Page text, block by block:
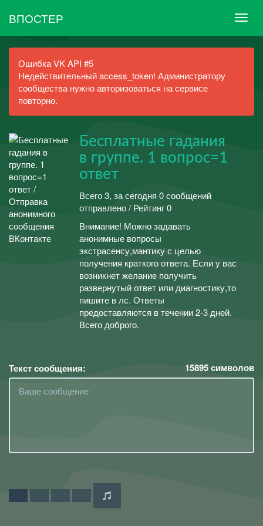
ВПОСТЕР
Ошибка VK API #5
Недействительный access_token! Администратору
сообщества нужно авторизоваться на сервисе
повторно.
Бесплатные гадания
в группе. 1 вопрос=1
ответ
Всего 3, за сегодня 0 сообщений
отправлено / Рейтинг 0
Внимание! Можно задавать
анонимные вопросы
экстрасенсу,мантику с целью
получения краткого ответа. Если у вас
возникнет желание получить
развернутый ответ или диагностику,то
пишите в лс. Ответы
предоставляются в течении 2-3 дней.
Всего доброго.
Текст сообщения: 15895символов